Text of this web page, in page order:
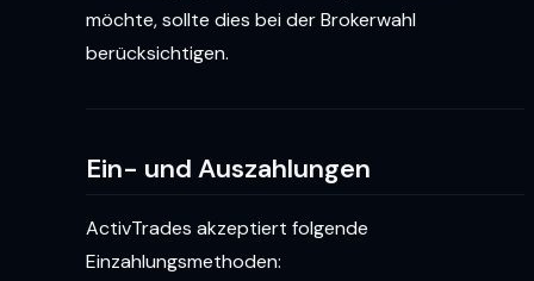
möchte, sollte dies bei der Brokerwahl
berücksichtigen.
Ein- und Auszahlungen
ActivTrades akzeptiert folgende
Einzahlungsmethoden: